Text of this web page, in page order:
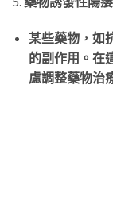
某些藥物，如
的副作用。在
慮調整藥物治